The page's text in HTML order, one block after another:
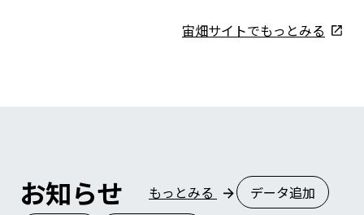
宙畑サイトでもっとみる
お知らせ
データ追加
もっとみる